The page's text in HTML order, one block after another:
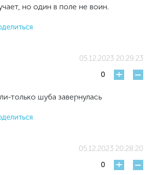
но один в поле не воин.
05.12.2023 20:29:23
0
+ -
только шуба завернулась
05.12.2023 20:28:20
0
+ -